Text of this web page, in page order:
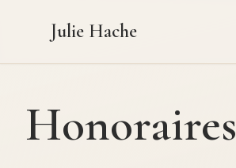
Julie Hache
Honoraires